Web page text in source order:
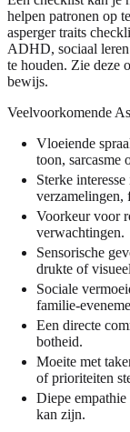
helpen patronen op
asperger traits
ADHD, sociaal leren
te houden. Zie deze
bewijs.
Veelvoorkomende
Vloeiende
toon, sarcasme
Sterke
verzamelingen,
Voorkeur voor
verwachtingen.
Sensorische
drukte of
Sociale
familie-
Een directe
botheid.
Moeite met
of prioriteiten
Diepe
kan zijn.